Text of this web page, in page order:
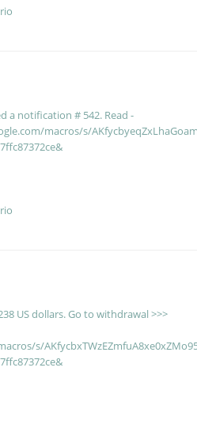
a notification # 542. Read -
macros/s/
US dollars. Gо tо withdrаwаl >>>
s/